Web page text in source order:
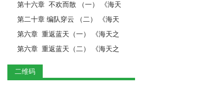
第十六章 不欢而散 （一） 《海天
第二十章 编队穿云 （二） 《海天
第六章 重返蓝天（一） 《海天之
第六章 重返蓝天（二） 《海天之
二维码